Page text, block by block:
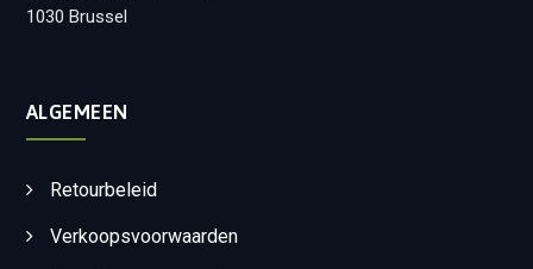
1030 Brussel
ALGEMEEN
Retourbeleid
Verkoopsvoorwaarden